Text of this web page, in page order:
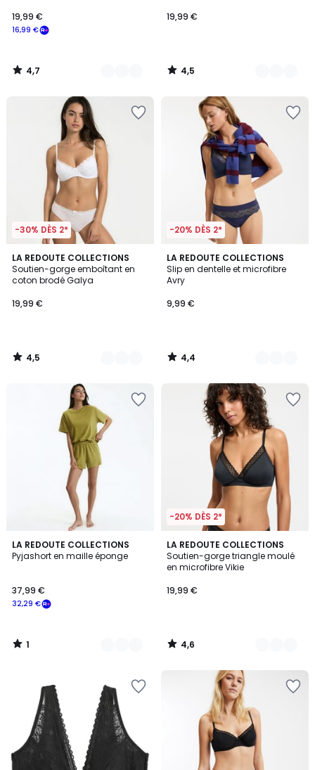
16,99 €
19,99 €
4,7
/
19,99 €
4,5
/
-30% DÈS 2*
LA REDOUTE COLLECTIONS
Soutien-gorge emboîtant en
coton brodé Galya
19,99 €
4,5
/ 5
4
Couleurs
4,5
/
-20% DÈS 2*
LA REDOUTE COLLECTIONS
Slip en dentelle et microfibre
Avry
9,99 €
4,4
/ 5
3
Couleurs
4,4
/
LA REDOUTE COLLECTIONS
Pyjashort en maille éponge
32,29 €
37,99 €
1
/
3
Couleurs
1
/
-20% DÈS 2*
LA REDOUTE COLLECTIONS
Soutien-gorge triangle moulé
en microfibre Vikie
19,99 €
4,6
/ 5
3
Couleurs
4,6
/